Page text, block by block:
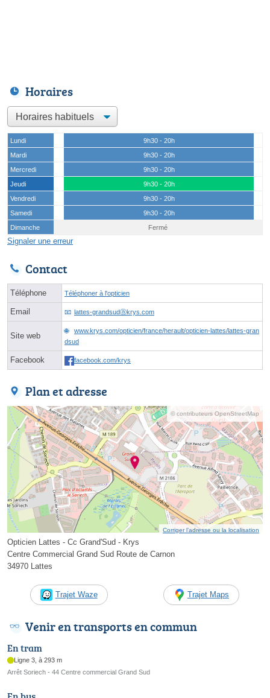
Horaires
Lundi
9h30 - 20h
Mardi
9h30 - 20h
Mercredi
9h30 - 20h
Jeudi
9h30 - 20h
Vendredi
9h30 - 20h
Samedi
9h30 - 20h
Dimanche
Fermé
Signaler une erreur
Contact
Téléphone Téléphoner à l'opticien
Email lattes-grandsudⓐkrys.com
Site web
www.krys.com/opticien/france/herault/opticien-lattes/lattes-gran
dsud
Facebook facebook.com/krys
Plan et adresse
© contributeurs OpenStreetMap
Corriger l’adresse ou la localisation
Opticien Lattes - Cc Grand'Sud - Krys
Centre Commercial Grand Sud Route de Carnon
34970 Lattes
Trajet Waze Trajet Maps
Venir en transports en commun
En tram
Ligne 3, à 293 m
Arrêt Soriech - 44 Centre commercial Grand Sud